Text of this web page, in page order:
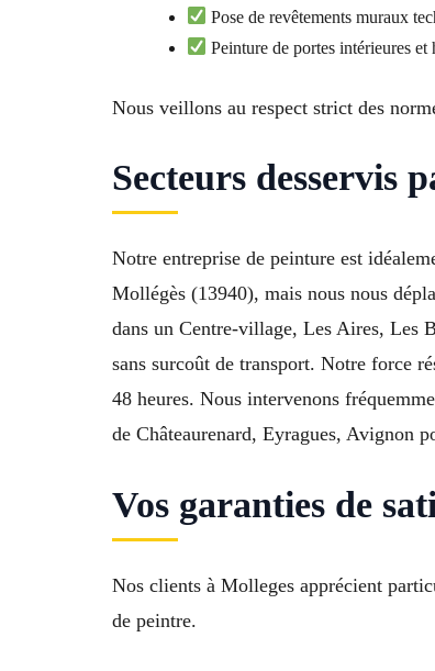
Pose de revêtements muraux
Peinture de portes intérieures et
Nous veillons au respect strict des
Secteurs desservis
Notre entreprise de peinture est
Mollégès (13940), mais nous nous
dans un Centre-village, Les Aires, Les
sans surcoût de transport. Notre force
48 heures. Nous intervenons
de Châteaurenard, Eyragues, Avignon
Vos garanties de
Nos clients à Molleges apprécient
de peintre.